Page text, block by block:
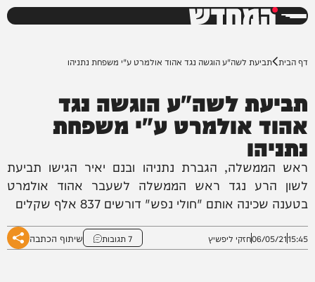
המחדש
דף הבית תביעת לשה"ע הוגשה נגד אהוד אולמרט ע"י משפחת נתניהו
תביעת לשה"ע הוגשה נגד
אהוד אולמרט ע"י משפחת
נתניהו
ראש הממשלה, הגברת נתניהו ובנם יאיר הגישו תביעת
לשון הרע נגד ראש הממשלה לשעבר אהוד אולמרט
בטענה שכינה אותם "חולי נפש" דורשים 837 אלף שקלים
15:45
06/05/21חזקי ליפשיץ 7 תגובות שיתוף הכתבה